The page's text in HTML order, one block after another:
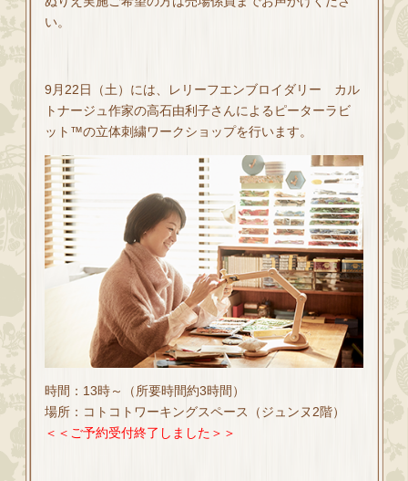
い。
9月22日（土）には、レリーフエンブロイダリー カル
トナージュ作家の高石由利子さんによるピーターラビ
ット™の立体刺繍ワークショップを行います。
時間：13時～（所要時間約3時間）
場所：コトコトワーキングスペース（ジュンヌ2階）
＜＜ご予約受付終了しました＞＞